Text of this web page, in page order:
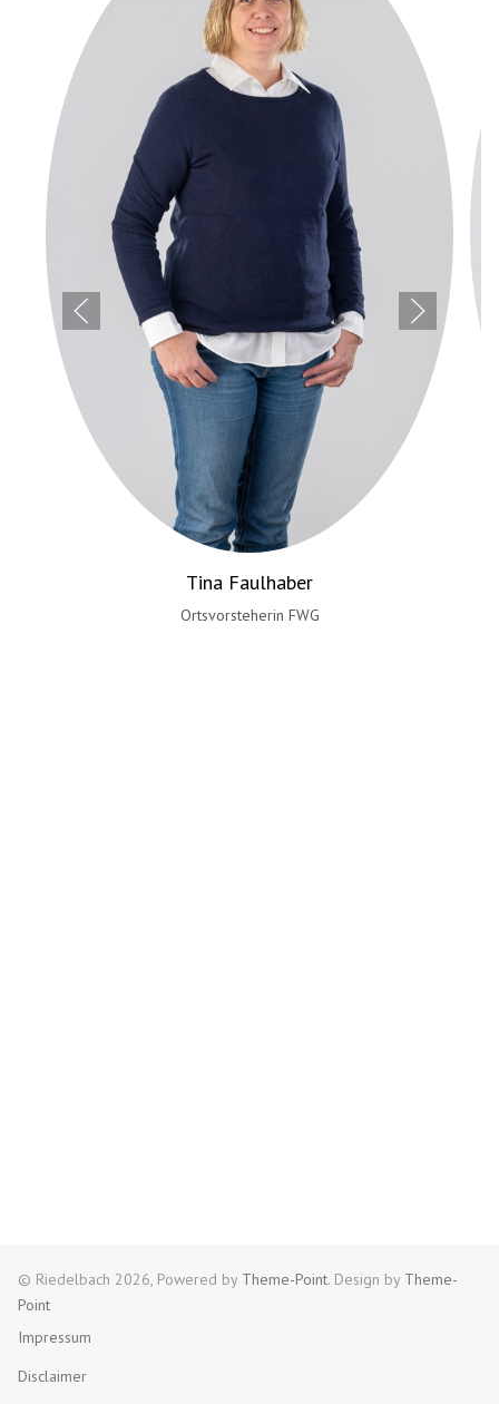
Manuela Weist
© Riedelbach 2026, Powered by Theme-Point. Design by Theme-
Point
Impressum
Disclaimer